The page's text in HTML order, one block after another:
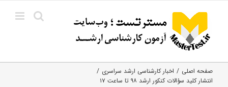
content
صفحه اصلی
اخبار کارشناسی ارشد سراسری
انتشار کلید سؤالات کنکور ارشد ۹۸ تا ساعت ۱۷